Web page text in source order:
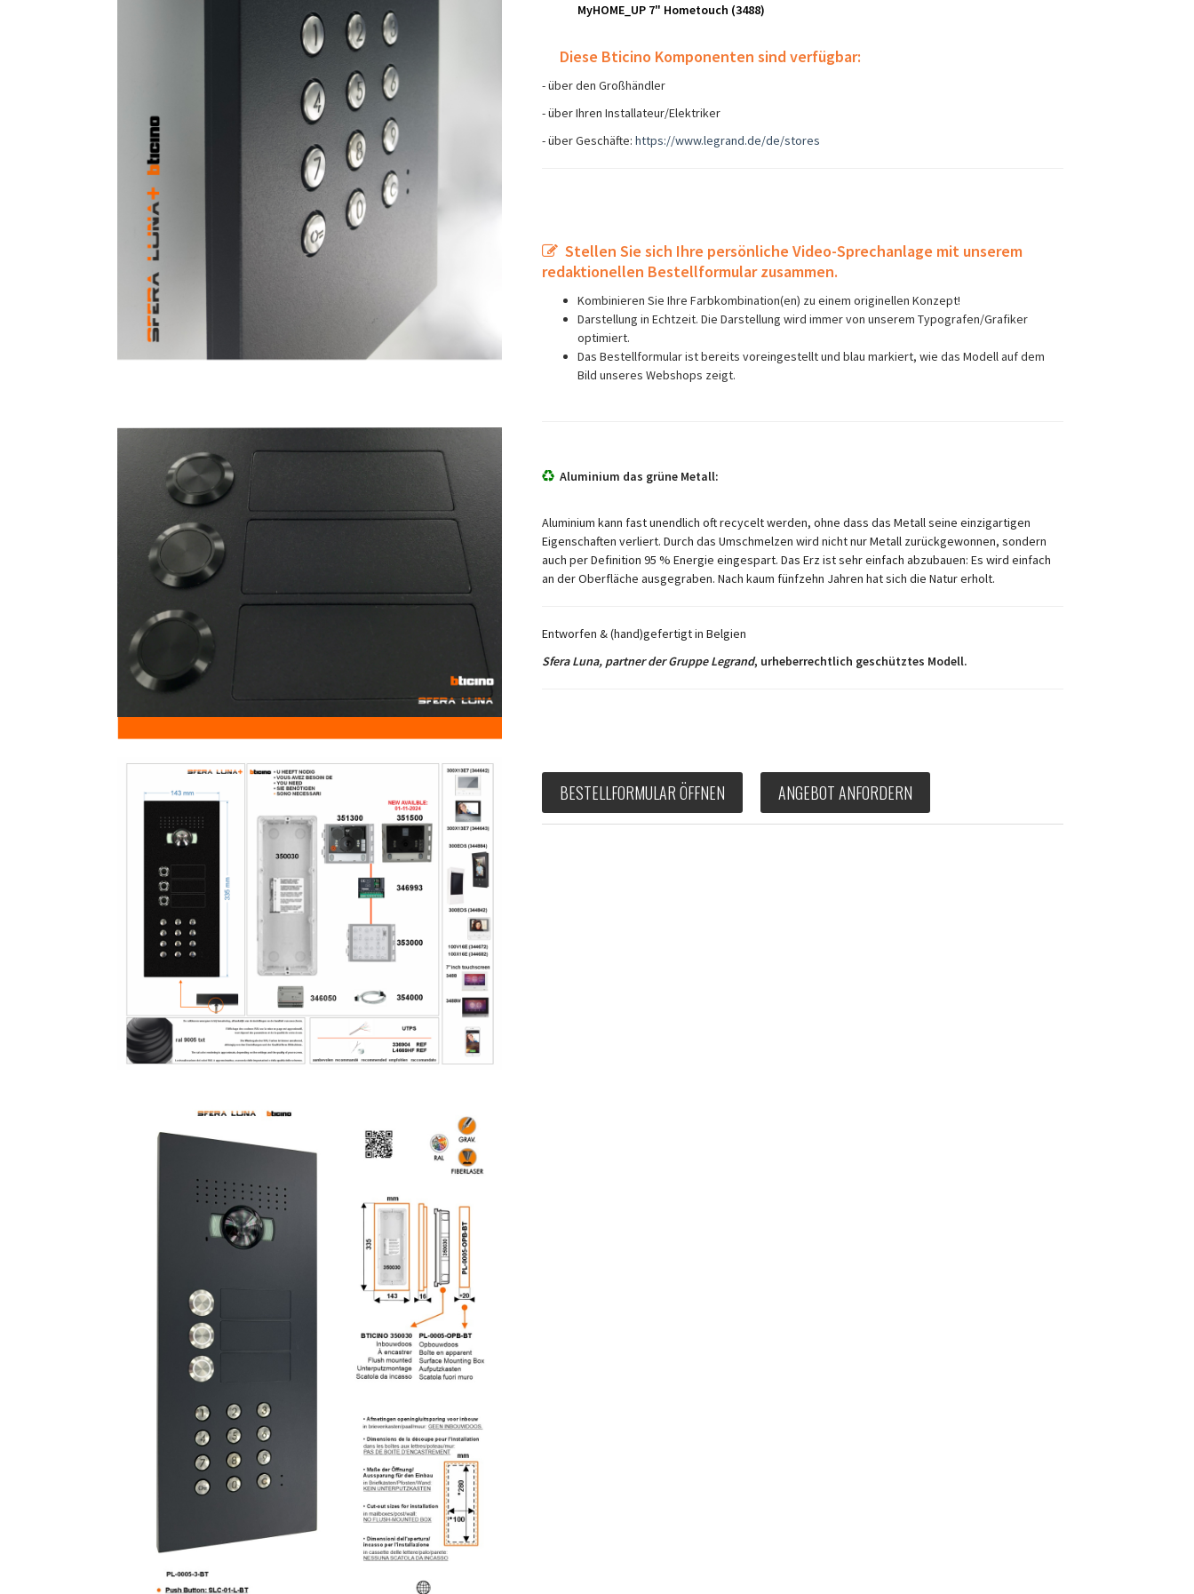
MyHOME_UP 7" Hometouch (3488)
Diese Bticino Komponenten sind verfügbar:
- über den Großhändler
- über Ihren Installateur/Elektriker
- über Geschäfte: https://www.legrand.de/de/stores
Stellen Sie sich Ihre persönliche Video-Sprechanlage mit unserem
redaktionellen Bestellformular zusammen.
Kombinieren Sie Ihre Farbkombination(en) zu einem originellen Konzept!
Darstellung in Echtzeit. Die Darstellung wird immer von unserem Typografen/Grafiker
optimiert.
Das Bestellformular ist bereits voreingestellt und blau markiert, wie das Modell auf dem
Bild unseres Webshops zeigt.
Aluminium das grüne Metall:
Aluminium kann fast unendlich oft recycelt werden, ohne dass das Metall seine einzigartigen
Eigenschaften verliert. Durch das Umschmelzen wird nicht nur Metall zurückgewonnen, sondern
auch per Definition 95 % Energie eingespart. Das Erz ist sehr einfach abzubauen: Es wird einfach
an der Oberfläche ausgegraben. Nach kaum fünfzehn Jahren hat sich die Natur erholt.
Entworfen & (hand)gefertigt in Belgien
Sfera Luna, partner der Gruppe Legrand, urheberrechtlich geschütztes Modell.
BESTELLFORMULAR ÖFFNEN ANGEBOT ANFORDERN